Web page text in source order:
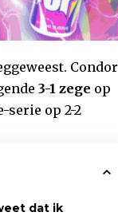
Condor
3-1 zege op
serie op 2-2
dat ik